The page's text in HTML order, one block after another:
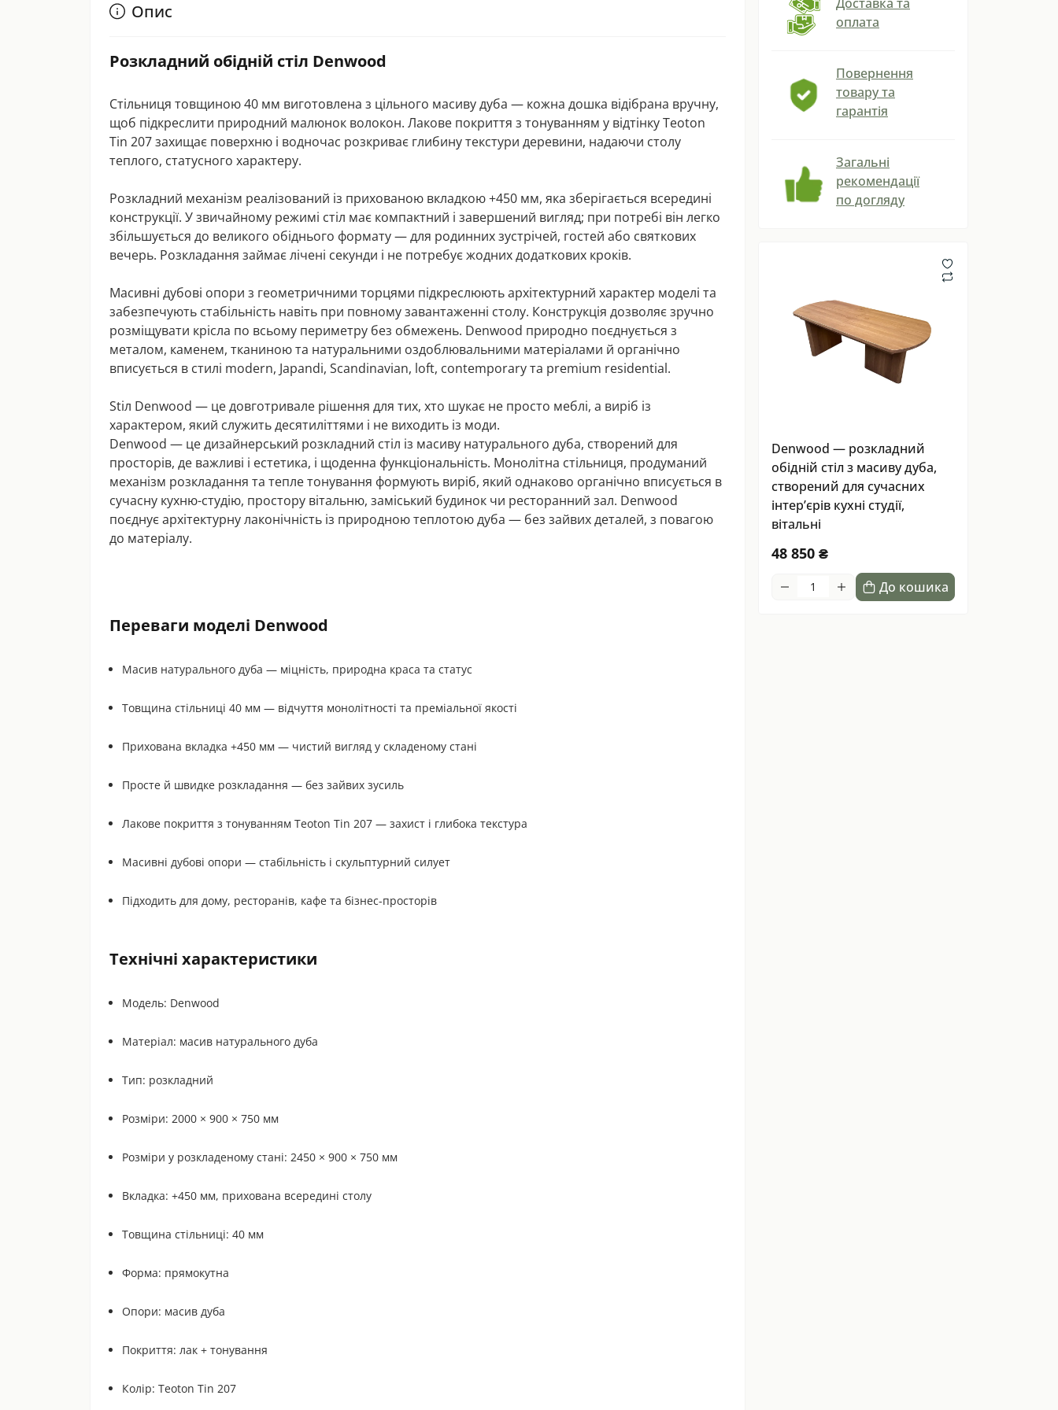
оплата
Повернення
товару та
гарантія
Загальні
рекомендації
по догляду
Denwood — розкладний
обідній стіл з масиву дуба,
створений для сучасних
інтер’єрів кухні студії,
вітальні
48 850 ₴
До кошика
Опис
Розкладний обідній стіл Denwood
Стільниця товщиною 40 мм виготовлена з цільного масиву дуба — кожна дошка відібрана вручну,
щоб підкреслити природний малюнок волокон. Лакове покриття з тонуванням у відтінку Teoton
Tin 207 захищає поверхню і водночас розкриває глибину текстури деревини, надаючи столу
теплого, статусного характеру.
Розкладний механізм реалізований із прихованою вкладкою +450 мм, яка зберігається всередині
конструкції. У звичайному режимі стіл має компактний і завершений вигляд; при потребі він легко
збільшується до великого обіднього формату — для родинних зустрічей, гостей або святкових
вечерь. Розкладання займає лічені секунди і не потребує жодних додаткових кроків.
Масивні дубові опори з геометричними торцями підкреслюють архітектурний характер моделі та
забезпечують стабільність навіть при повному завантаженні столу. Конструкція дозволяє зручно
розміщувати крісла по всьому периметру без обмежень. Denwood природно поєднується з
металом, каменем, тканиною та натуральними оздоблювальними матеріалами й органічно
вписується в стилі modern, Japandi, Scandinavian, loft, contemporary та premium residential.
Stіл Denwood — це довготривале рішення для тих, хто шукає не просто меблі, а виріб із
характером, який служить десятиліттями і не виходить із моди.
Denwood — це дизайнерський розкладний стіл із масиву натурального дуба, створений для
просторів, де важливі і естетика, і щоденна функціональність. Монолітна стільниця, продуманий
механізм розкладання та тепле тонування формують виріб, який однаково органічно вписується в
сучасну кухню-студію, простору вітальню, заміський будинок чи ресторанний зал. Denwood
поєднує архітектурну лаконічність із природною теплотою дуба — без зайвих деталей, з повагою
до матеріалу.
Переваги моделі Denwood
Масив натурального дуба — міцність, природна краса та статус
Товщина стільниці 40 мм — відчуття монолітності та преміальної якості
Прихована вкладка +450 мм — чистий вигляд у складеному стані
Просте й швидке розкладання — без зайвих зусиль
Лакове покриття з тонуванням Teoton Tin 207 — захист і глибока текстура
Масивні дубові опори — стабільність і скульптурний силует
Підходить для дому, ресторанів, кафе та бізнес-просторів
Технічні характеристики
Модель: Denwood
Матеріал: масив натурального дуба
Тип: розкладний
Розміри: 2000 × 900 × 750 мм
Розміри у розкладеному стані: 2450 × 900 × 750 мм
Вкладка: +450 мм, прихована всередині столу
Товщина стільниці: 40 мм
Форма: прямокутна
Опори: масив дуба
Покриття: лак + тонування
Колір: Teoton Tin 207